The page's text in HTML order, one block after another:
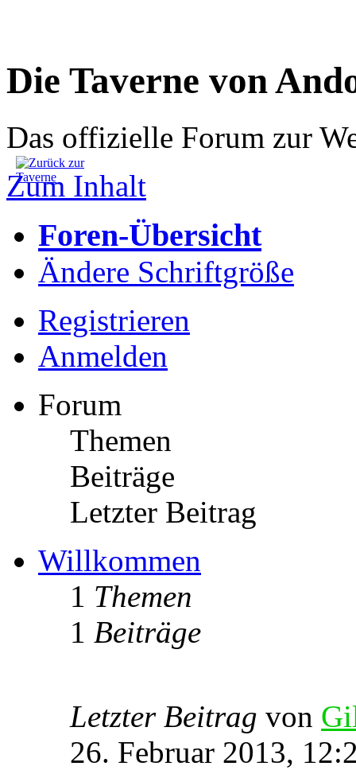
Die Taverne von
Das offizielle Forum zur
Zum Inhalt
Foren-Übersicht
Ändere Schriftgröße
Registrieren
Anmelden
Forum
Themen
Beiträge
Letzter Beitrag
Willkommen
1 Themen
1 Beiträge
Letzter Beitrag von
26. Februar 2013,